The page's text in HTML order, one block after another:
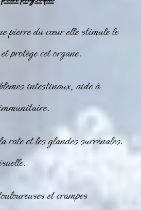
pierre du cœur elle stimule le
protège cet organe.
intestinaux, aide à
rate et les glandes surrénales.
et crampes